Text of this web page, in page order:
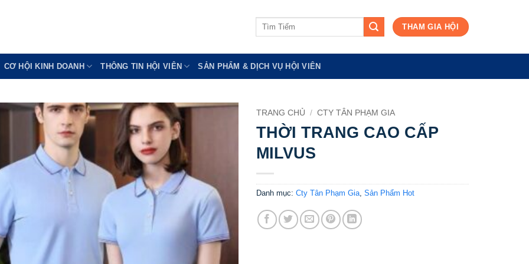
Tìm
THAM GIA HỘI
CƠ HỘI KINH DOANH THÔNG TIN HỘI VIÊN SẢN PHẨM & DỊCH VỤ HỘI VIÊN
TRANG CHỦ / CTY TÂN PHẠM GIA
THỜI TRANG CAO CẤP
MILVUS
Danh mục: Cty Tân Phạm Gia Sản Phẩm Hot